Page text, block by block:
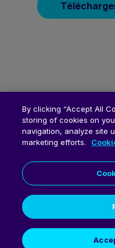
© 2026 Fluent Commerce
Politique de Confidentialité
By clicking “Accept All
storing of cookies on
navigation, analyze site
marketing efforts.